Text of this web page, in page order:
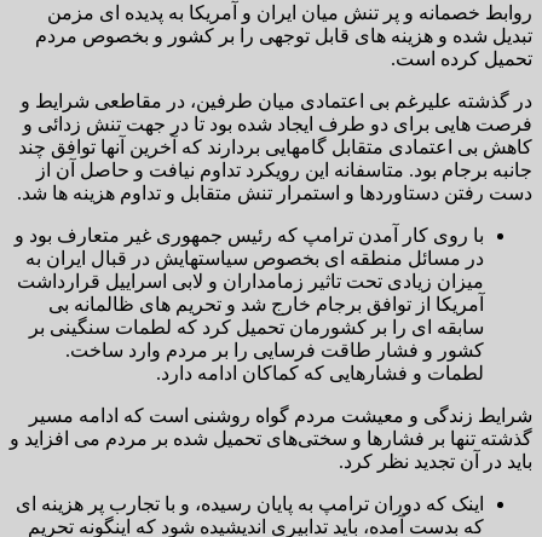
روابط خصمانه و پر تنش میان ایران و آمریکا به پدیده ای مزمن
تبدیل شده و هزینه های قابل توجهی را بر کشور و بخصوص مردم
تحمیل کرده است.
در گذشته علیرغم بی اعتمادی میان طرفین، در مقاطعی شرایط و
فرصت هایی برای دو طرف ایجاد شده بود تا در جهت تنش زدائی و
کاهش بی اعتمادی متقابل گامهایی بردارند که آخرین آنها توافق چند
جانبه برجام بود. متاسفانه این رویکرد تداوم نیافت و حاصل آن از
دست رفتن دستاوردها و استمرار تنش متقابل و تداوم هزینه ها شد.
با روی کار آمدن ترامپ که رئیس جمهوری غیر متعارف بود و
در مسائل منطقه ای بخصوص سیاستهایش در قبال ایران به
میزان زیادی تحت تاثیر زمامداران و لابی اسراییل قرارداشت
آمریکا از توافق برجام خارج شد و تحریم های ظالمانه بی
سابقه ای را بر کشورمان تحمیل کرد که لطمات سنگینی بر
کشور و فشار طاقت فرسایی را بر مردم وارد ساخت.
لطمات و فشارهایی که کماکان ادامه دارد.
شرایط زندگی و معیشت مردم گواه روشنی است که ادامه مسیر
گذشته تنها بر فشارها و سختی‌های تحمیل شده بر مردم می افزاید و
باید در آن تجدید نظر کرد.
اینک که دوران ترامپ به پایان رسیده، و با تجارب پر هزینه ای
که بدست آمده، باید تدابیری اندیشیده شود که اینگونه تحریم